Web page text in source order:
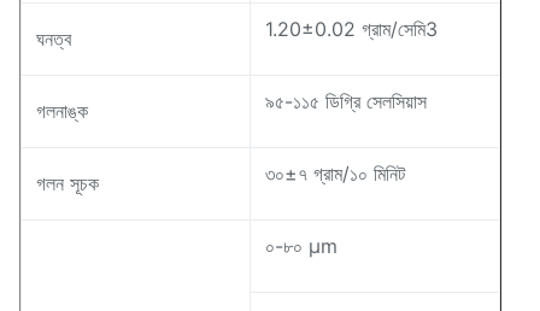
ঘনত্ব 1.20±0.02 গ্রাম/সেমি3
গলনাঙ্ক ৯৫-১১৫ ডিগ্রি সেলসিয়াস
গলন সূচক ৩০±৭ গ্রাম/১০ মিনিট
০-৮০ μm